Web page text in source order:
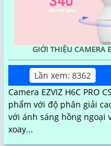
GIỚI THIỆU CAMERA
Lần xem: 8362
Camera EZVIZ H6C PRO
phẩm với độ phân giải
với ánh sáng hồng ngoại và đèn
xoay...